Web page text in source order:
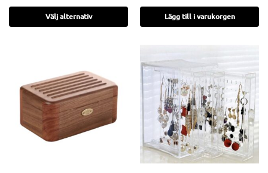
Välj alternativ Lägg till i varukorgen